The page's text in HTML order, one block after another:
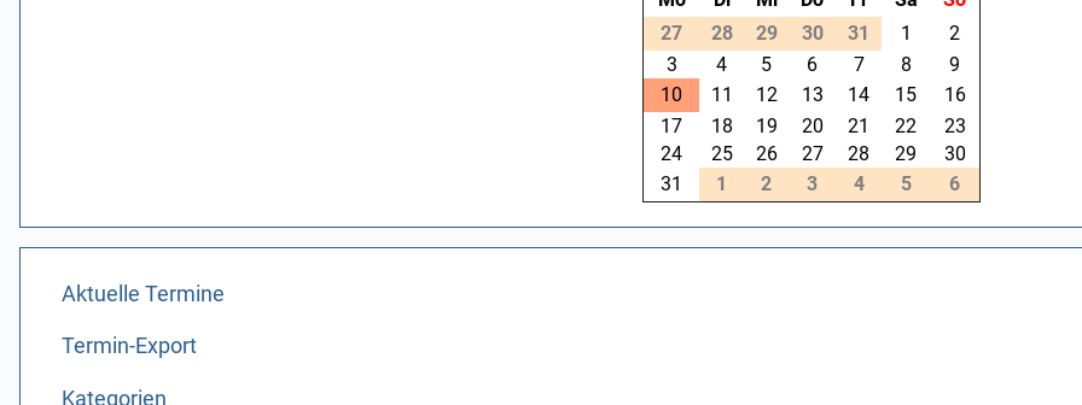
27
28 29 30 31 1
2
3
4 5 6 7 8
9
10
11 12 13 14 15
16
17
18 19 20 21 22
23
24
25 26 27 28 29
30
31
1 2 3 4 5 6
Aktuelle Termine
Termin-Export
Kategorien